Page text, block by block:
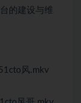
的建设与维
风.mkv